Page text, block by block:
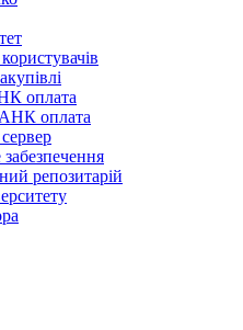
оплата
оплата
репозитарій